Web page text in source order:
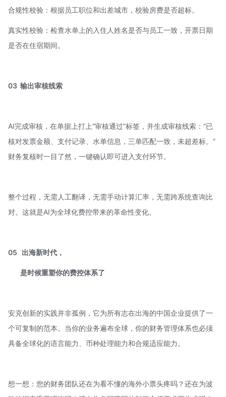
合规性校验：根据员工职位和出差城市，校验房费是否超标。
真实性校验：检查水单上的入住人姓名是否与员工一致，开票日期
是否在住宿期间。
03 输出审核线索
AI完成审核，在单据上打上“审核通过”标签，并生成审核线索：“已
核对发票金额、支付记录、水单信息，三单匹配一致，未超差标。”
财务复核时一目了然，一键确认即可进入支付环节。
整个过程，无需人工翻译，无需手动计算汇率，无需跨系统查询比
对。这就是AI为全球化费控带来的革命性变化。
05 出海新时代，
是时候重塑你的费控体系了
安克创新的实践并非孤例，它为所有志在出海的中国企业提供了一
个可复制的范本。当你的业务遍布全球，你的财务管理体系也必须
具备全球化的语言能力、币种处理能力和合规适应能力。
想一想：您的财务团队还在为看不懂的海外小票头疼吗？还在为波